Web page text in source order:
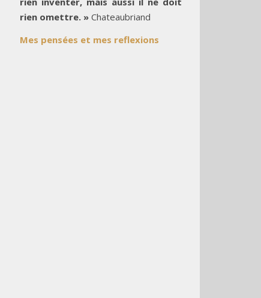
rien omettre. » Chateaubriand
Mes pensées et mes reflexions